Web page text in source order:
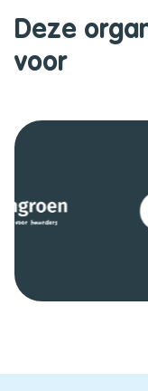
Deze
voor